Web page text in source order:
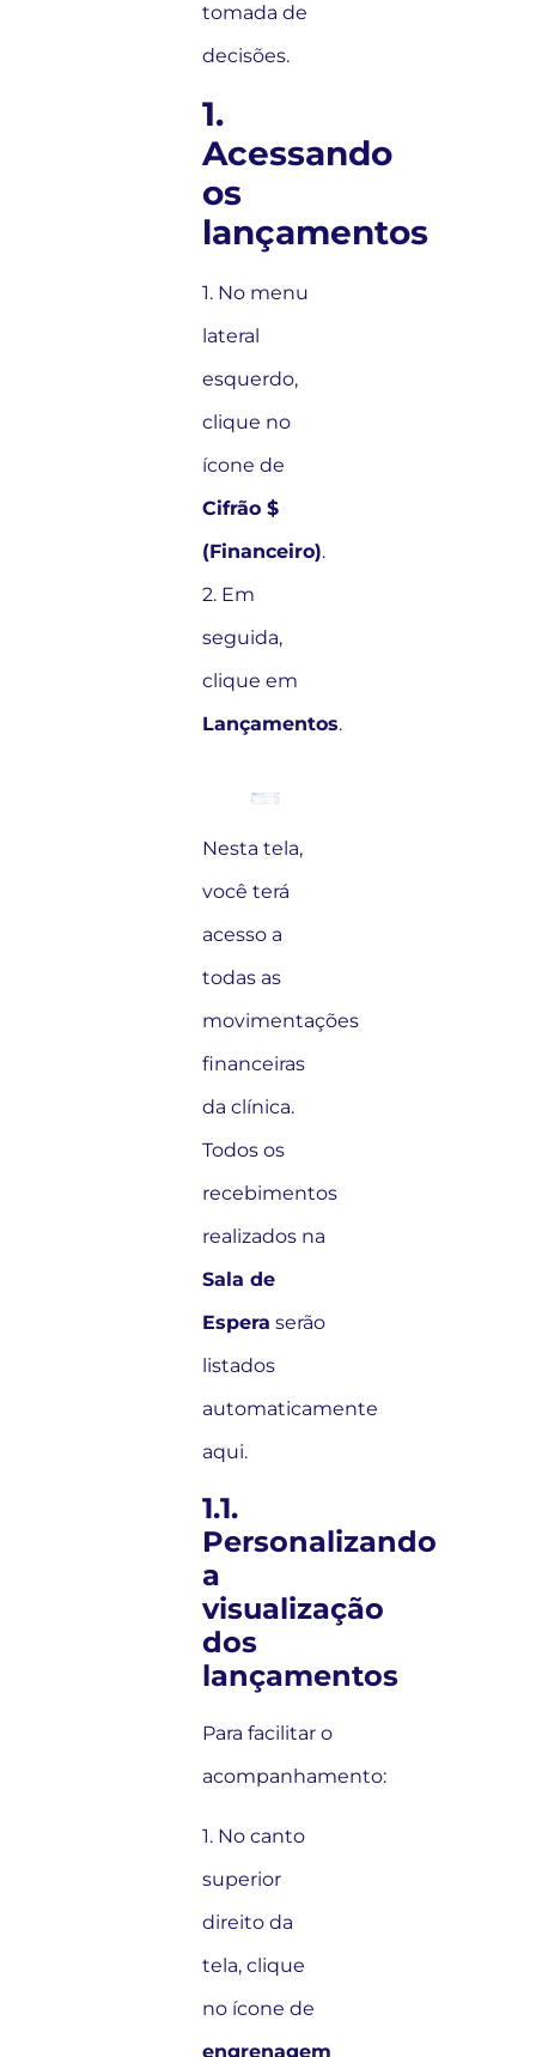
tomada de
decisões.
1.
Acessando
os
lançamentos
1. No menu
lateral
esquerdo,
clique no
ícone de
Cifrão $
(Financeiro).
2. Em
seguida,
clique em
Lançamentos.
Nesta tela,
você terá
acesso a
todas as
movimentações
financeiras
da clínica.
Todos os
recebimentos
realizados na
Sala de
Espera serão
listados
automaticamente
aqui.
1.1.
Personalizando
a
visualização
dos
lançamentos
Para facilitar o
acompanhamento:
1. No canto
superior
direito da
tela, clique
no ícone de
engrenagem